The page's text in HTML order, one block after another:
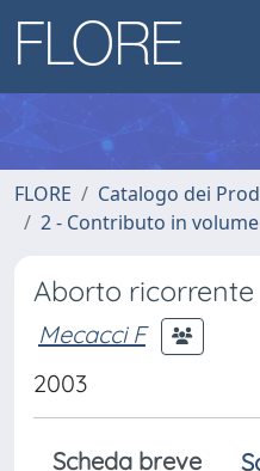
FLORE
Catalogo dei
2 - Contributo in volume
Aborto ricorrente
Mecacci F
2003
Scheda breve